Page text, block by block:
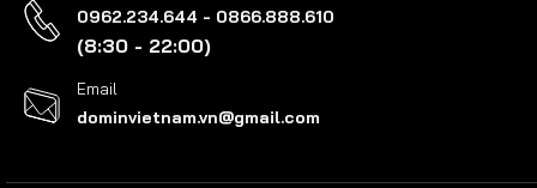
0962.234.644 - 0866.888.610
(8:30 - 22:00)
Email
dominvietnam.vn@gmail.com